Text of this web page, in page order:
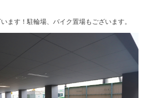
ます！駐輪場、バイク置場もございます。